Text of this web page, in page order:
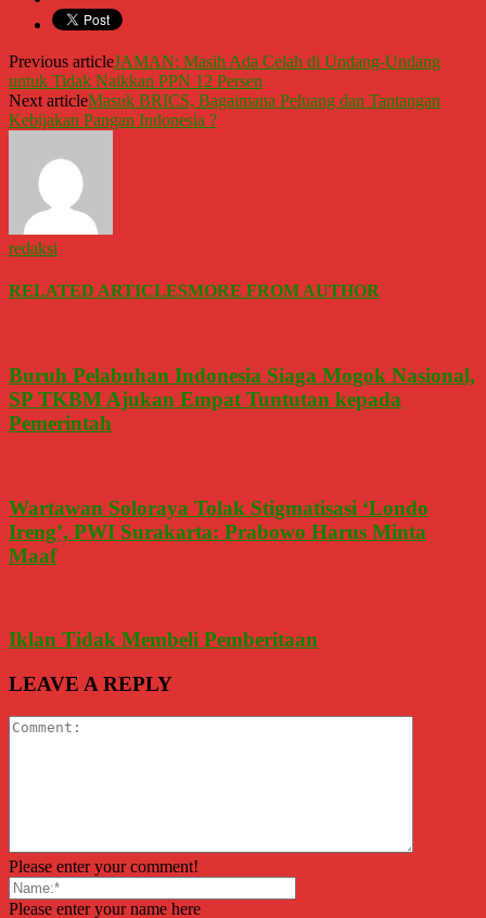
Previous articleJAMAN: Masih Ada Celah di Undang-Undang
untuk Tidak Naikkan PPN 12 Persen
Next articleMasuk BRICS, Bagaimana Peluang dan Tantangan
Kebijakan Pangan Indonesia ?
redaksi
RELATED ARTICLESMORE FROM AUTHOR
Buruh Pelabuhan Indonesia Siaga Mogok Nasional,
SP TKBM Ajukan Empat Tuntutan kepada
Pemerintah
Wartawan Soloraya Tolak Stigmatisasi ‘Londo
Ireng’, PWI Surakarta: Prabowo Harus Minta
Maaf
Iklan Tidak Membeli Pemberitaan
LEAVE A REPLY
Please enter your comment!
Please enter your name here